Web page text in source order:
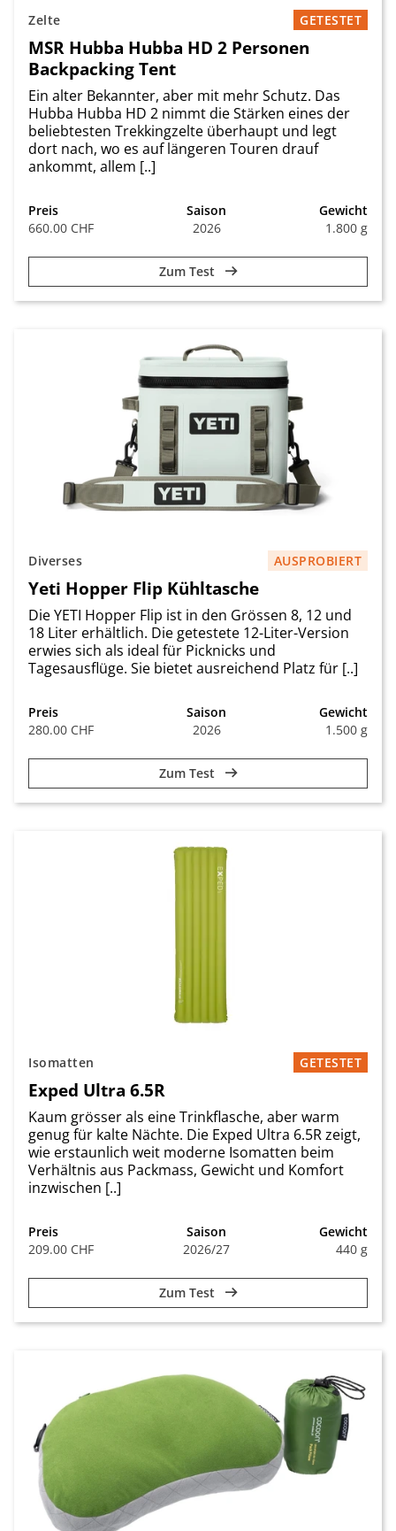
Zelte GETESTET
MSR Hubba Hubba HD 2 Personen
Backpacking Tent
Ein alter Bekannter, aber mit mehr Schutz. Das
Hubba Hubba HD 2 nimmt die Stärken eines der
beliebtesten Trekkingzelte überhaupt und legt
dort nach, wo es auf längeren Touren drauf
ankommt, allem [..]
Preis
660.00 CHF
Saison
2026
Gewicht
1.800 g
Zum Test
Diverses AUSPROBIERT
Yeti Hopper Flip Kühltasche
Die YETI Hopper Flip ist in den Grössen 8, 12 und
18 Liter erhältlich. Die getestete 12-Liter-Version
erwies sich als ideal für Picknicks und
Tagesausflüge. Sie bietet ausreichend Platz für [..]
Preis
280.00 CHF
Saison
2026
Gewicht
1.500 g
Zum Test
Isomatten GETESTET
Exped Ultra 6.5R
Kaum grösser als eine Trinkflasche, aber warm
genug für kalte Nächte. Die Exped Ultra 6.5R zeigt,
wie erstaunlich weit moderne Isomatten beim
Verhältnis aus Packmass, Gewicht und Komfort
inzwischen [..]
Preis
209.00 CHF
Saison
2026/27
Gewicht
440 g
Zum Test